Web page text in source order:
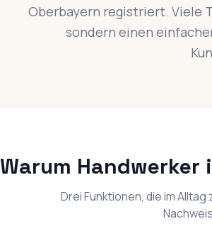
Oberbayern registriert. Viele
sondern einen
Warum
Drei Funktionen, die im